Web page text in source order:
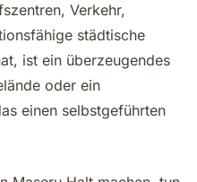
Verkehr,
städtische
ist ein überzeugendes
oder ein
einen selbstgeführten